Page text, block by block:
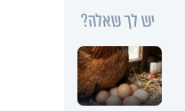
יש לך שאלה?